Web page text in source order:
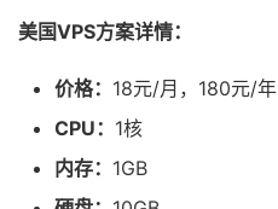
美国VPS方案详情：
价格： 18元/月，180元/年
CPU： 1核
内存： 1GB